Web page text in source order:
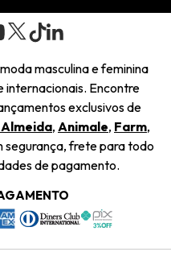
masculina e feminina
internacionais. Encontre
exclusivos de
, Animale, Farm,
segurança, frete para todo
de pagamento.